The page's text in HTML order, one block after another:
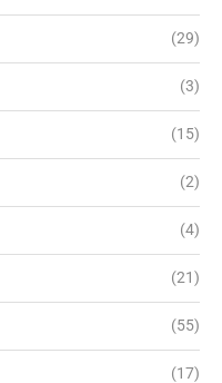
(29)
(3)
(15)
(2)
(4)
(21)
(55)
(17)